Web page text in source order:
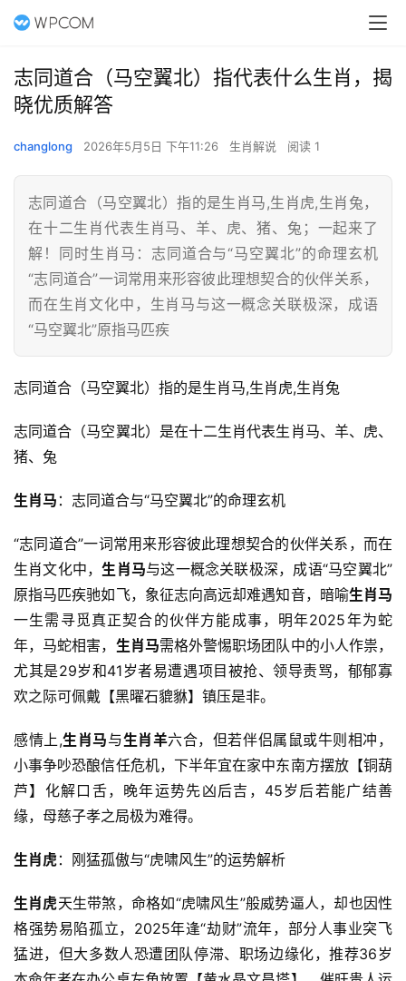
志同道合（马空翼北）指代表什么生肖，揭
晓优质解答
changlong 2026年5月5日 下午11:26 生肖解说 阅读 1
志同道合（马空翼北）指的是生肖马,生肖虎,生肖兔，
在十二生肖代表生肖马、羊、虎、猪、兔；一起来了
解！同时生肖马：志同道合与“马空翼北”的命理玄机
“志同道合”一词常用来形容彼此理想契合的伙伴关系，
而在生肖文化中，生肖马与这一概念关联极深，成语
“马空翼北”原指马匹疾
志同道合（马空翼北）指的是生肖马,生肖虎,生肖兔
志同道合（马空翼北）是在十二生肖代表生肖马、羊、虎、
猪、兔
生肖马 ：志同道合与“马空翼北”的命理玄机
“志同道合”一词常用来形容彼此理想契合的伙伴关系，而在
生肖文化中，生肖马与这一概念关联极深，成语“马空翼北”
原指马匹疾驰如飞，象征志向高远却难遇知音，暗喻生肖马
一生需寻觅真正契合的伙伴方能成事，明年2025年为蛇
年，马蛇相害， 生肖马需格外警惕职场团队中的小人作祟，
尤其是29岁和41岁者易遭遇项目被抢、领导责骂，郁郁寡
欢之际可佩戴【黑曜石貔貅】镇压是非。
感情上,生肖马与生肖羊六合，但若伴侣属鼠或牛则相冲，
小事争吵恐酿信任危机，下半年宜在家中东南方摆放【铜葫
芦】化解口舌，晚年运势先凶后吉，45岁后若能广结善
缘，母慈子孝之局极为难得。
生肖虎：刚猛孤傲与“虎啸风生”的运势解析
生肖虎天生带煞，命格如“虎啸风生”般威势逼人，却也因性
格强势易陷孤立，2025年逢“劫财”流年，部分人事业突飞
猛进，但大多数人恐遭团队停滞、职场边缘化，推荐36岁